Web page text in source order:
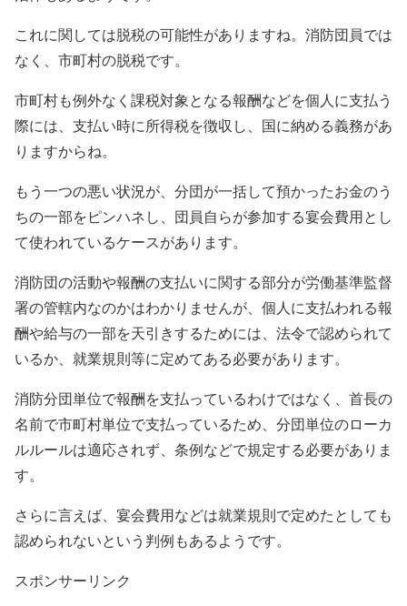
これに関しては脱税の可能性がありますね。消防団員では
なく、市町村の脱税です。
市町村も例外なく課税対象となる報酬などを個人に支払う
際には、支払い時に所得税を徴収し、国に納める義務があ
りますからね。
もう一つの悪い状況が、分団が一括して預かったお金のう
ちの一部をピンハネし、団員自らが参加する宴会費用とし
て使われているケースがあります。
消防団の活動や報酬の支払いに関する部分が労働基準監督
署の管轄内なのかはわかりませんが、個人に支払われる報
酬や給与の一部を天引きするためには、法令で認められて
いるか、就業規則等に定めてある必要があります。
消防分団単位で報酬を支払っているわけではなく、首長の
名前で市町村単位で支払っているため、分団単位のローカ
ルルールは適応されず、条例などで規定する必要がありま
す。
さらに言えば、宴会費用などは就業規則で定めたとしても
認められないという判例もあるようです。
スポンサーリンク